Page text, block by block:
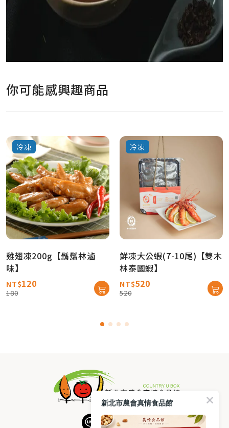
你可能感興趣商品
冷凍
雞翅凍200g【鬍鬚林滷
味】
NT$120
180
冷凍
鮮凍大公蝦(7-10尾)【雙木
林泰國蝦】
NT$520
520
新北市農會真情食品館